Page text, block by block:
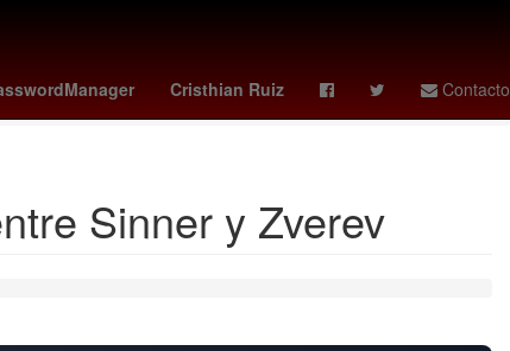
Cristhian Ruiz Contacto
Mori santos vs ucv Matt Damon
mexico vs
Sinner y Zverev